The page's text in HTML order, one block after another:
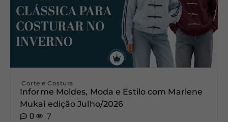
Corte e Costura
Informe Moldes, Moda e Estilo com Marlene
Mukai edição Julho/2026
0
7